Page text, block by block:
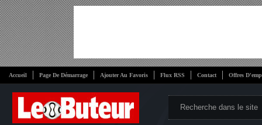
Accueil Page De Démarrage Ajouter Au Favoris Flux RSS Contact Offres